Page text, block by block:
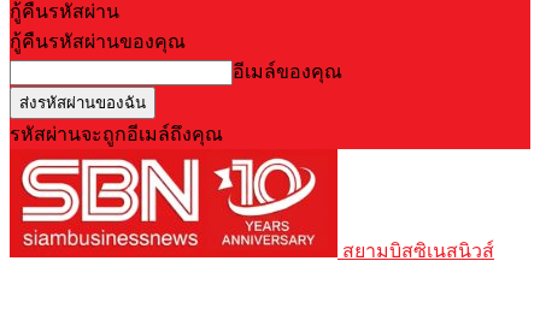
กู้คืนรหัสผ่าน
กู้คืนรหัสผ่านของคุณ
อีเมล์ของคุณ
รหัสผ่านจะถูกอีเมล์ถึงคุณ
สยามบิสซิเนสนิวส์